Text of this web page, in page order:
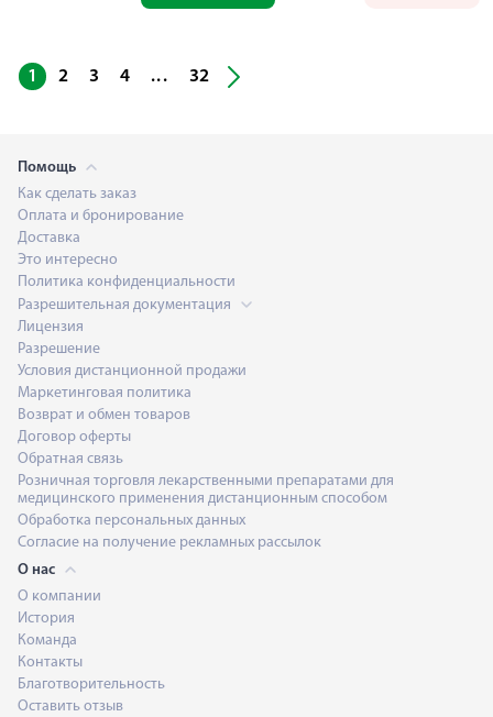
1 2 3 4 ... 32
Помощь
Как сделать заказ
Оплата и бронирование
Доставка
Это интересно
Политика конфиденциальности
Разрешительная документация
Лицензия
Разрешение
Условия дистанционной продажи
Маркетинговая политика
Возврат и обмен товаров
Договор оферты
Обратная связь
Розничная торговля лекарственными препаратами для
медицинского применения дистанционным способом
Обработка персональных данных
Согласие на получение рекламных рассылок
О нас
О компании
История
Команда
Контакты
Благотворительность
Оставить отзыв